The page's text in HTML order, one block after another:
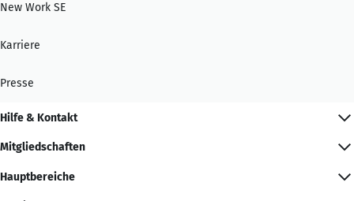
New Work SE
Karriere
Presse
Hilfe & Kontakt
Mitgliedschaften
Hauptbereiche